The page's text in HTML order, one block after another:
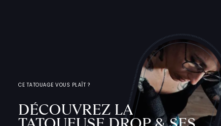
CE TATOUAGE VOUS PLAÎT ?
DÉCOUVREZ LA